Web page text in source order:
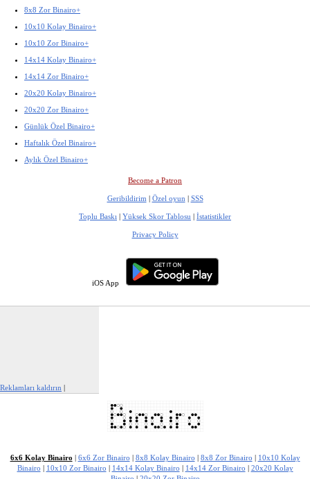
8x8 Zor Binairo+
10x10 Kolay Binairo+
10x10 Zor Binairo+
14x14 Kolay Binairo+
14x14 Zor Binairo+
20x20 Kolay Binairo+
20x20 Zor Binairo+
Günlük Özel Binairo+
Haftalık Özel Binairo+
Aylık Özel Binairo+
Become a Patron
Geribildirim | Özel oyun | SSS
Toplu Baskı | Yüksek Skor Tablosu | İstatistikler
Privacy Policy
iOS App
Reklamları kaldırın |
6x6 Kolay Binairo | 6x6 Zor Binairo | 8x8 Kolay Binairo | 8x8 Zor Binairo | 10x10 Kolay
Binairo | 10x10 Zor Binairo | 14x14 Kolay Binairo | 14x14 Zor Binairo | 20x20 Kolay